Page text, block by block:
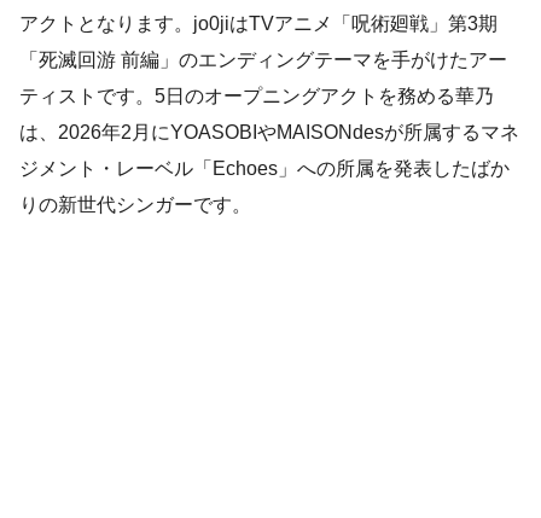
アクトとなります。jo0jiはTVアニメ「呪術廻戦」第3期
「死滅回游 前編」のエンディングテーマを手がけたアー
ティストです。5日のオープニングアクトを務める華乃
は、2026年2月にYOASOBIやMAISONdesが所属するマネ
ジメント・レーベル「Echoes」への所属を発表したばか
りの新世代シンガーです。